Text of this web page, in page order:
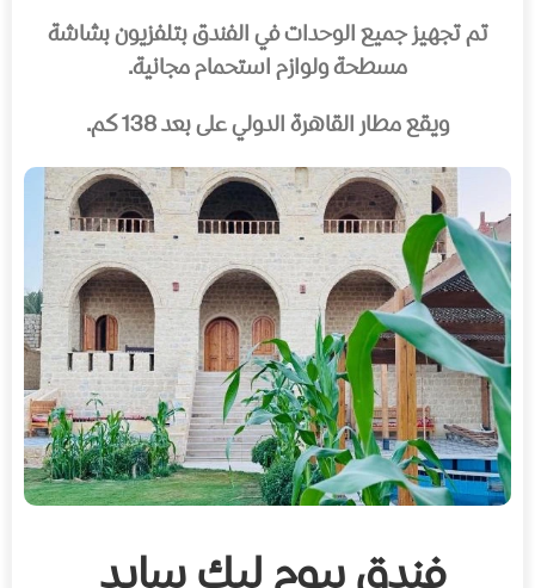
تم تجهيز جميع الوحدات في الفندق بتلفزيون بشاشة
مسطحة ولوازم استحمام مجانية.
ويقع مطار القاهرة الدولي على بعد 138 كم.